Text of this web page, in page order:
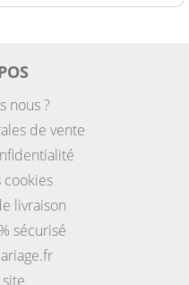
nous ?
de vente
cookies
livraison
sécurisé